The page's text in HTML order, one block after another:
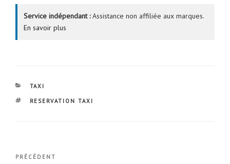
Service indépendant :Assistance non affiliée aux marques.
En savoir plus
CATÉGORIES
TAXI
ÉTIQUETTES
RESERVATION TAXI
Navigation
Article
PRÉCÉDENT